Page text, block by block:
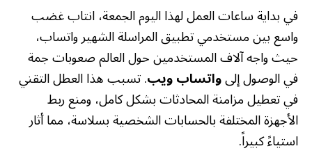
في بداية ساعات العمل لهذا اليوم الجمعة، انتاب غضب
واسع بين مستخدمي تطبيق المراسلة الشهير واتساب،
حيث واجه آلاف المستخدمين حول العالم صعوبات جمة
في الوصول إلىواتساب ويب. تسبب هذا العطل التقني
في تعطيل مزامنة المحادثات بشكل كامل، ومنع ربط
الأجهزة المختلفة بالحسابات الشخصية بسلاسة، مما أثار
استياءً كبيراً.